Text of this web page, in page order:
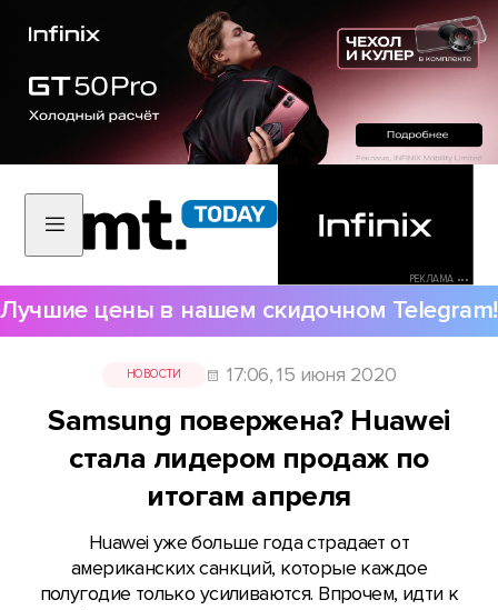
РЕКЛАМА •••
Лучшие цены в нашем скидочном Telegram!
НОВОСТИ 17:06, 15 июня 2020
Samsung повержена? Huawei
стала лидером продаж по
итогам апреля
Huawei уже больше года страдает от
американских санкций, которые каждое
полугодие только усиливаются. Впрочем, идти к